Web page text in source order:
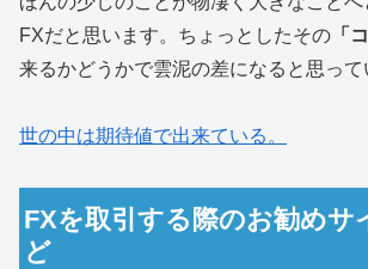
FXだと思います。ちょっとしたその 「
来るかどうかで雲泥の差になると思って
世の中は期待値で出来ている。
FXを取引する際のお勧めサ
ど